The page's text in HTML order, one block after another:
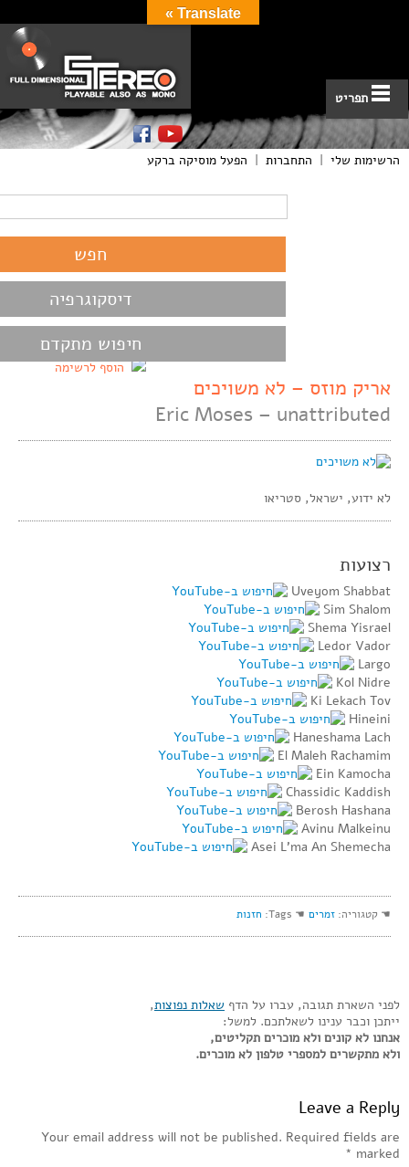
תפריט
הרשימות שלי | התחברות | הפעל מוסיקה ברקע
דיסקוגרפיה
חיפוש מתקדם
הוסף לרשימה
אריק מוזס – לא משויכים
Eric Moses – unattributed
לא ידוע, ישראל, סטריאו
רצועות
Uveyom Shabbat
Sim Shalom
Shema Yisrael
Ledor Vador
Largo
Kol Nidre
Ki Lekach Tov
Hineini
Haneshama Lach
El Maleh Rachamim
Ein Kamocha
Chassidic Kaddish
Berosh Hashana
Avinu Malkeinu
Asei L’ma An Shemecha
☚ קטגוריה: זמרים ☚ Tags: חזנות
לפני השארת תגובה, עברו על הדף שאלות נפוצות,
ייתכן וכבר ענינו לשאלתכם. למשל:
אנחנו לא קונים ולא מוכרים תקליטים,
ולא מתקשרים למספרי טלפון לא מוכרים.
Leave a Reply
Your email address will not be published. Required fields are
marked
*
Translate »